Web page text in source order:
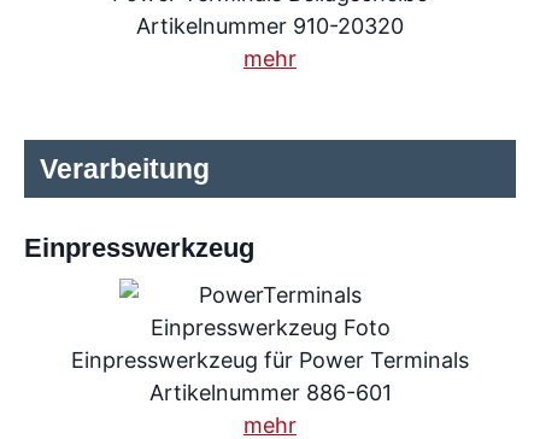
Artikelnummer 910-20320
mehr
Verarbeitung
Einpresswerkzeug
Einpresswerkzeug für Power Terminals
Artikelnummer 886-601
mehr